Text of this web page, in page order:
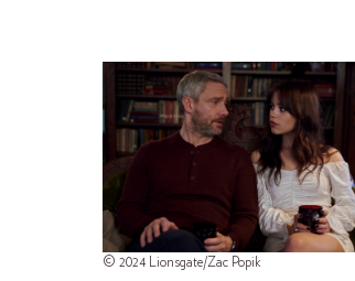
© 2024 Lionsgate/Zac Popik